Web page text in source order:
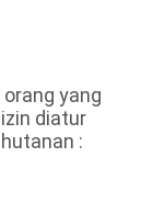
yang
diatur
: